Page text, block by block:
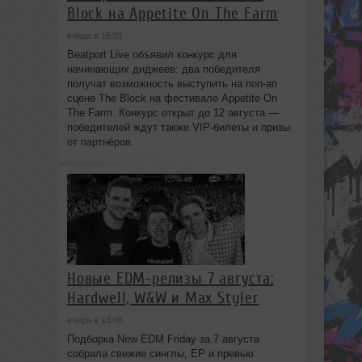
Block на Appetite On The Farm
вчера в 16:01
Beatport Live объявил конкурс для
начинающих диджеев: два победителя
получат возможность выступить на поп‑ап
сцене The Block на фестивале Appetite On
The Farm. Конкурс открыт до 12 августа —
победителей ждут также VIP‑билеты и призы
от партнёров.
Новые EDM-релизы 7 августа:
Hardwell, W&W и Max Styler
вчера в 13:08
Подборка New EDM Friday за 7 августа
собрала свежие синглы, EP и превью